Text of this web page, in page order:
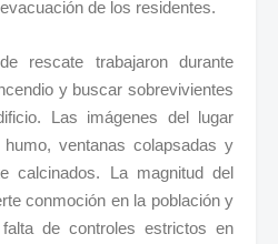
de los residentes.
rescate trabajaron durante
y buscar sobrevivientes
Las imágenes del lugar
ventanas colapsadas y
calcinados. La magnitud del
conmoción en la población y
de controles estrictos en